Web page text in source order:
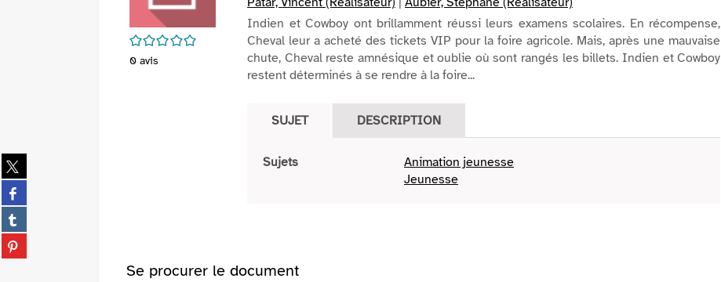
Partager
sur
twitter
(Nouvelle
fenêtre)
Partager
sur
facebook
(Nouvelle
fenêtre)
Partager
sur
tumblr
Partager
sur
/5
0 avis
Indien et Cowboy ont brillamment réussi leurs examens scolaires. En récompense,
Cheval leur a acheté des tickets VIP pour la foire agricole. Mais, après une mauvaise
chute, Cheval reste amnésique et oublie où sont rangés les billets. Indien et Cowboy
restent déterminés à se rendre à la foire...
SUJET DESCRIPTION
Sujets
Animation jeunesse
Jeunesse
Se procurer le document